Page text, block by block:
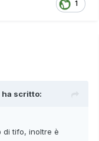
1
ha scritto:
di tifo, inoltre è